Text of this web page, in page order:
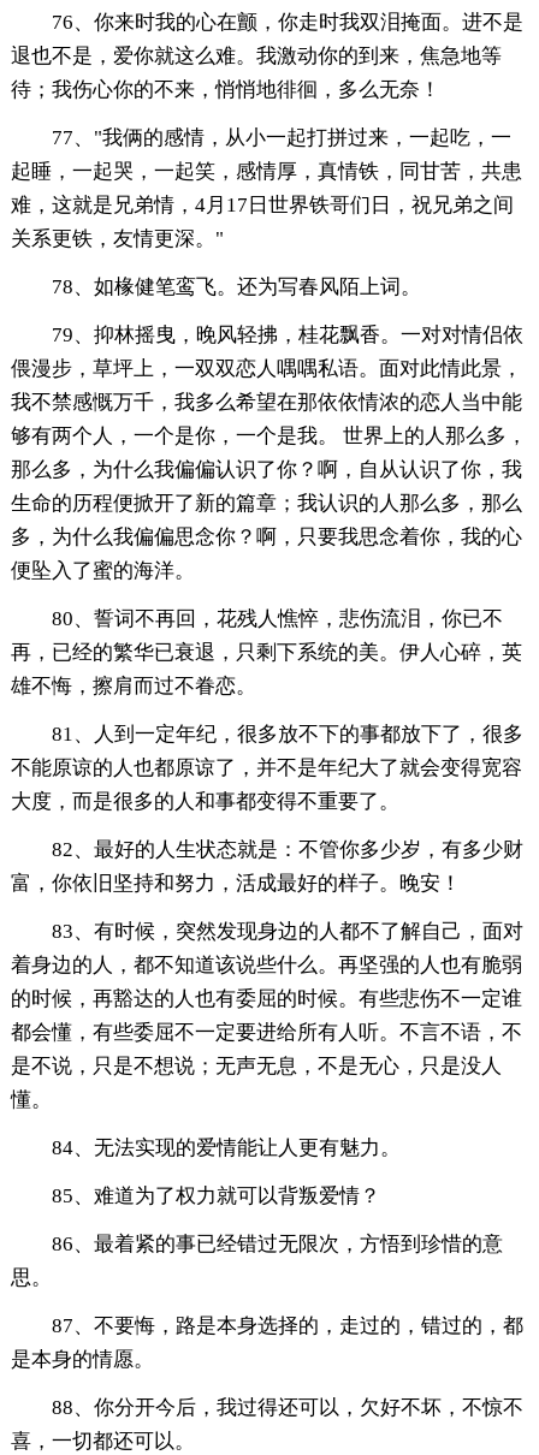
76、你来时我的心在颤，你走时我双泪掩面。进不是
退也不是，爱你就这么难。我激动你的到来，焦急地等
待；我伤心你的不来，悄悄地徘徊，多么无奈！
77、"我俩的感情，从小一起打拼过来，一起吃，一
起睡，一起哭，一起笑，感情厚，真情铁，同甘苦，共患
难，这就是兄弟情，4月17日世界铁哥们日，祝兄弟之间
关系更铁，友情更深。"
78、如椽健笔鸾飞。还为写春风陌上词。
79、抑林摇曳，晚风轻拂，桂花飘香。一对对情侣依
偎漫步，草坪上，一双双恋人喁喁私语。面对此情此景，
我不禁感慨万千，我多么希望在那依依情浓的恋人当中能
够有两个人，一个是你，一个是我。 世界上的人那么多，
那么多，为什么我偏偏认识了你？啊，自从认识了你，我
生命的历程便掀开了新的篇章；我认识的人那么多，那么
多，为什么我偏偏思念你？啊，只要我思念着你，我的心
便坠入了蜜的海洋。
80、誓词不再回，花残人憔悴，悲伤流泪，你已不
再，已经的繁华已衰退，只剩下系统的美。伊人心碎，英
雄不悔，擦肩而过不眷恋。
81、人到一定年纪，很多放不下的事都放下了，很多
不能原谅的人也都原谅了，并不是年纪大了就会变得宽容
大度，而是很多的人和事都变得不重要了。
82、最好的人生状态就是：不管你多少岁，有多少财
富，你依旧坚持和努力，活成最好的样子。晚安！
83、有时候，突然发现身边的人都不了解自己，面对
着身边的人，都不知道该说些什么。再坚强的人也有脆弱
的时候，再豁达的人也有委屈的时候。有些悲伤不一定谁
都会懂，有些委屈不一定要进给所有人听。不言不语，不
是不说，只是不想说；无声无息，不是无心，只是没人
懂。
84、无法实现的爱情能让人更有魅力。
85、难道为了权力就可以背叛爱情？
86、最着紧的事已经错过无限次，方悟到珍惜的意
思。
87、不要悔，路是本身选择的，走过的，错过的，都
是本身的情愿。
88、你分开今后，我过得还可以，欠好不坏，不惊不
喜，一切都还可以。